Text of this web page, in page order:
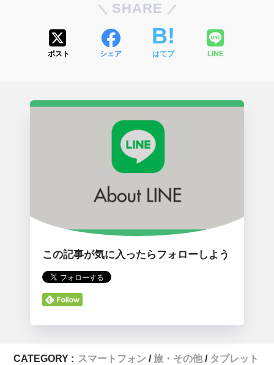
SHARE
ポスト シェア はてブ LINE
この記事が気に入ったらフォローしよう
CATEGORY : スマートフォン 旅・その他 タブレット